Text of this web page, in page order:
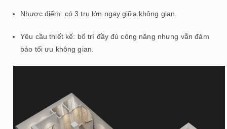
Nhược điểm: có 3 trụ lớn ngay giữa không gian.
Yêu cầu thiết kế: bố trí đầy đủ công năng nhưng vẫn đảm
bảo tối ưu không gian.